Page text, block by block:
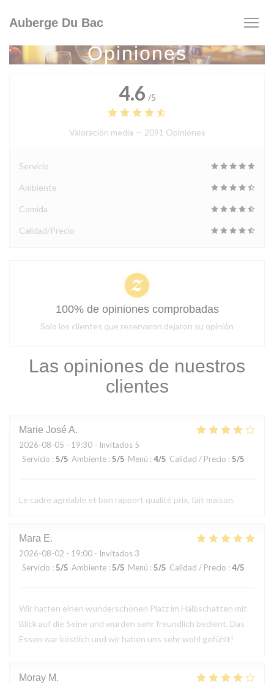
Auberge Du Bac
Opiniones
Las opiniones de nuestros
clientes
Marie José A
2026-08-05 - 19:30 - Invitados 5
Servicio : 5/5 Ambiente : 5/5 Menú : 4/5 Calidad / Precio : 5/5
Le cadre agréable et bon rapport qualité prix, fait maison.
Mara E
2026-08-02 - 19:00 - Invitados 3
Servicio : 5/5 Ambiente : 5/5 Menú : 5/5 Calidad / Precio : 4/5
Wir hatten einen wunderschönen Platz im Halbschatten mit
Blick auf die Seine und wurden sehr freundlich bedient. Das
Essen war köstlich und wir haben uns sehr wohl gefühlt!
Moray M
4.6 /5
Valoración media — 2091 Opiniones
Servicio
Ambiente
Comida
Calidad/Precio
100% de opiniones comprobadas
Solo los clientes que reservaron dejaron su opinión